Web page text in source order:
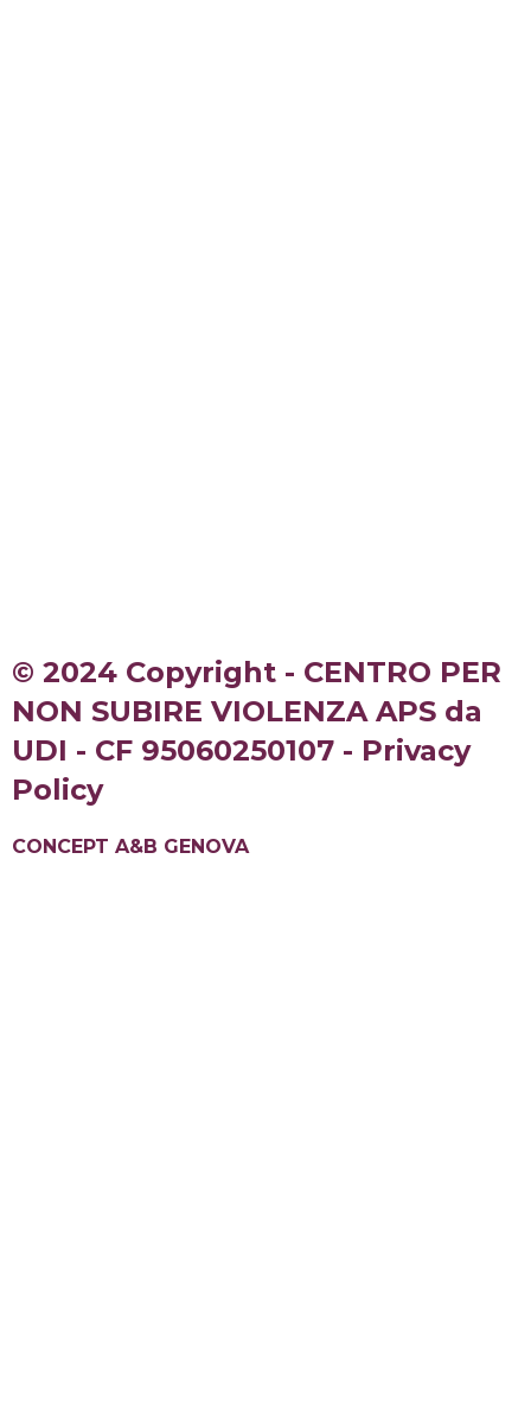
© 2024 Copyright - CENTRO PER
NON SUBIRE VIOLENZA APS da
UDI - CF 95060250107 - Privacy
Policy
CONCEPT A&B GENOVA